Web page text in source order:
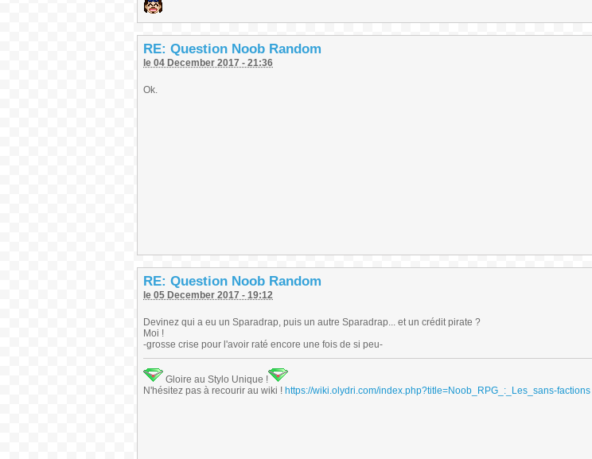
RE: Question Noob Random
le 04 December 2017 - 21:36
Ok.
RE: Question Noob Random
le 05 December 2017 - 19:12
Devinez qui a eu un Sparadrap, puis un autre Sparadrap... et un crédit pirate ?
Moi !
-grosse crise pour l'avoir raté encore une fois de si peu-
Gloire au Stylo Unique !
N'hésitez pas à recourir au wiki ! https://wiki.olydri.com/index.php?title=Noob_RPG_:_Les_sans-factions